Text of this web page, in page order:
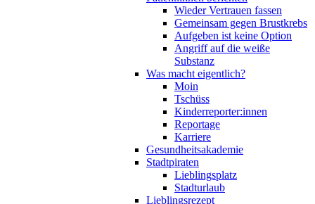
Wieder Vertrauen fassen
Gemeinsam gegen Brustkrebs
Aufgeben ist keine Option
Angriff auf die weiße
Substanz
Was macht eigentlich?
Moin
Tschüss
Kinderreporter:innen
Reportage
Karriere
Gesundheitsakademie
Stadtpiraten
Lieblingsplatz
Stadturlaub
Lieblingsrezept